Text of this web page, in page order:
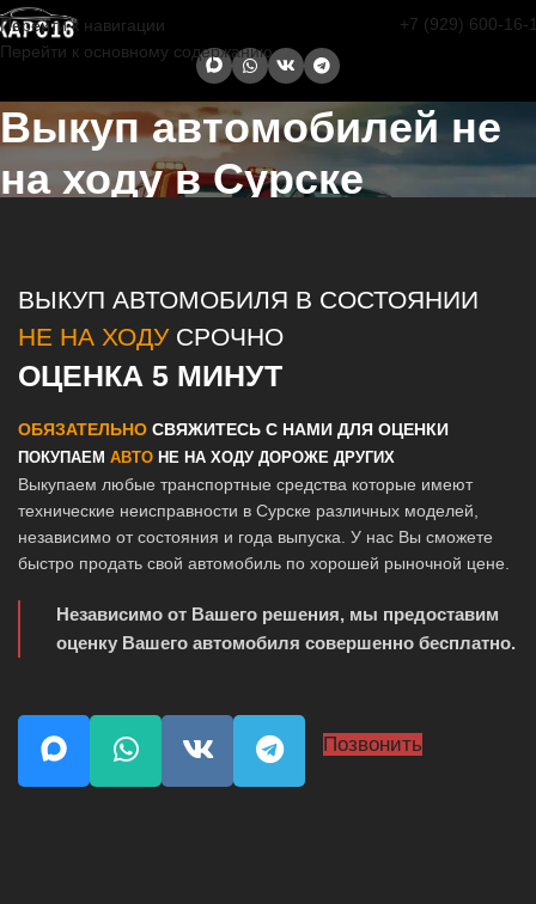
Перейти к навигации
Перейти к основному содержанию
+7 (929) 600-16-
Выкуп автомобилей не
на ходу в Сурске
ВЫКУП АВТОМОБИЛЯ В СОСТОЯНИИ
НЕ НА ХОДУСРОЧНО
ОЦЕНКА 5 МИНУТ
ОБЯЗАТЕЛЬНО СВЯЖИТЕСЬ С НАМИ ДЛЯ ОЦЕНКИ
ПОКУПАЕМ АВТО НЕ НА ХОДУ ДОРОЖЕ ДРУГИХ
Выкупаем любые транспортные средства которые имеют
технические неисправности в Сурске различных моделей,
независимо от состояния и года выпуска. У нас Вы сможете
быстро продать свой автомобиль по хорошей рыночной цене.
Независимо от Вашего решения, мы предоставим
оценку Вашего автомобиля совершенно бесплатно.
Позвонить